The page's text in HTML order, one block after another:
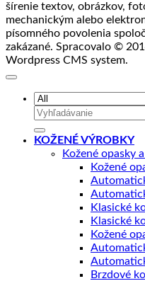
šírenie textov, obrázkov,
mechanickým alebo
písomného povolenia
zakázané. Spracovalo ©
Wordpress CMS system.
Hľadať:
KOŽENÉ VÝROBKY
Kožené opasky
Kožené
Klasické
Klasické
Kožené
Brzdové